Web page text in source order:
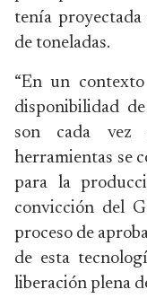
tenía
de toneladas.
“En un
disponibilidad
son cada vez
herramientas se
para la
convicción del
proceso de
de esta
liberación plena